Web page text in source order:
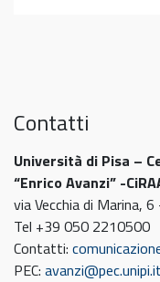
Contatti
Università di Pisa –
“Enrico Avanzi” -
via Vecchia di Marina,
Tel +39 050 2210500
Contatti:
PEC: avanzi@pec.unipi.it